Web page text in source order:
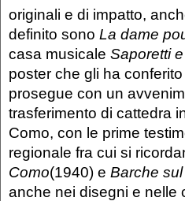
originali e di impatto,
definito sono La dame
casa musicale Saporetti
poster che gli ha
prosegue con un
trasferimento di cattedra
Como, con le prime
regionale fra cui si
Como(1940) e Barche
anche nei disegni e